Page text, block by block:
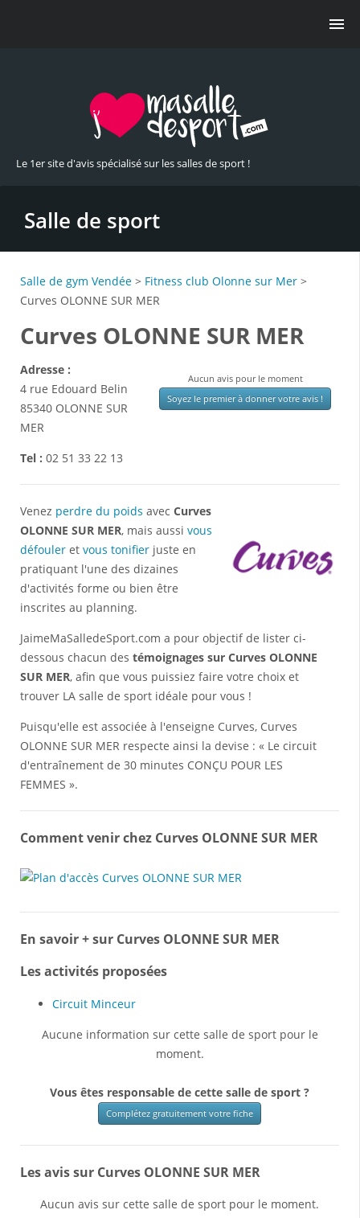
Le 1er site d'avis spécialisé sur les salles de sport !
Salle de sport
Salle de gym Vendée > Fitness club Olonne sur Mer >
Curves OLONNE SUR MER
Curves OLONNE SUR MER
Aucun avis pour le moment
Soyez le premier à donner votre avis !
Adresse :
4 rue Edouard Belin
85340 OLONNE SUR
MER
Tel : 02 51 33 22 13
Venez perdre du poids avec Curves
OLONNE SUR MER, mais aussi vous
défouler et vous tonifier juste en
pratiquant l'une des dizaines
d'activités forme ou bien être
inscrites au planning.
JaimeMaSalledeSport.com a pour objectif de lister ci-
dessous chacun des témoignages sur Curves OLONNE
SUR MER, afin que vous puissiez faire votre choix et
trouver LA salle de sport idéale pour vous !
Puisqu'elle est associée à l'enseigne Curves, Curves
OLONNE SUR MER respecte ainsi la devise : « Le circuit
d'entraînement de 30 minutes CONÇU POUR LES
FEMMES ».
Comment venir chez Curves OLONNE SUR MER
En savoir + sur Curves OLONNE SUR MER
Les activités proposées
Circuit Minceur
Aucune information sur cette salle de sport pour le
moment.
Vous êtes responsable de cette salle de sport ?
Complétez gratuitement votre fiche
Les avis sur Curves OLONNE SUR MER
Aucun avis sur cette salle de sport pour le moment.